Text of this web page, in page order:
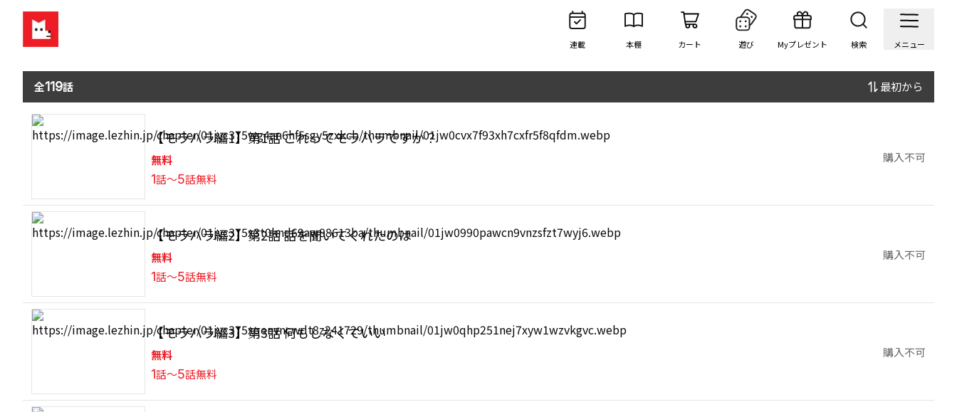
連載 本棚 カート 遊び Myプレゼント 検索 メニュー
全119話 最初から
【モラハラ編1】第1話 これってモラハラですか？
無料
1話〜5話無料
購入不可
【モラハラ編2】第2話 話を聞いてくれたのは
無料
1話〜5話無料
購入不可
【モラハラ編3】第3話 何もしなくていい
無料
1話〜5話無料
購入不可